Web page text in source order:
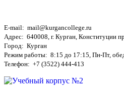
E-mail: mail@kurgancollege.ru
Адрес: 640008, г. Курган, Конституции
Город: Курган
Режим работы: 8:15 до 17:15, Пн-Пт,
Телефон: +7 (3522) 444-413